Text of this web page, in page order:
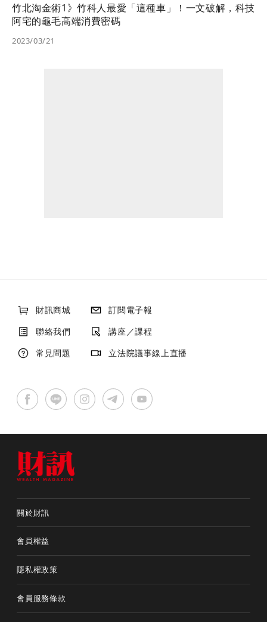
竹北淘金術1》竹科人最愛「這種車」！一文破解，科技
阿宅的龜毛高端消費密碼
2023/03/21
財訊商城
訂閱電子報
聯絡我們
講座／課程
常見問題
立法院議事線上直播
關於財訊
會員權益
隱私權政策
會員服務條款